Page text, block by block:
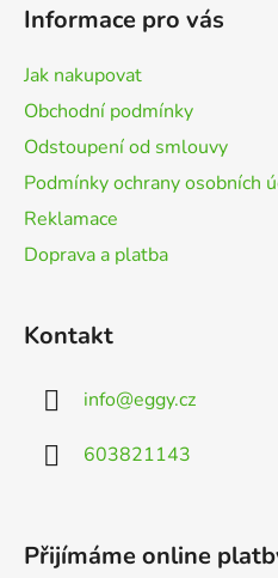
Informace pro vás
Jak nakupovat
Obchodní podmínky
Odstoupení od smlouvy
Podmínky ochrany osobních
Reklamace
Doprava a platba
Kontakt
info@eggy.cz
603821143
Přijímáme online